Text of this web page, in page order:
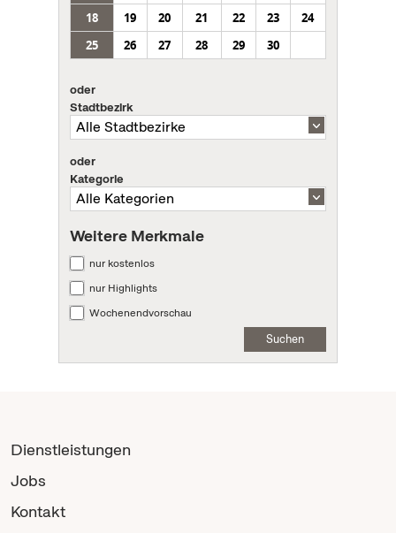
18
19 20 21 22 23
24
25
26 27 28 29 30
oder
Stadtbezirk
oder
Kategorie
Weitere Merkmale
nur kostenlos
nur Highlights
Wochenendvorschau
Suchen
Dienstleistungen
Jobs
Kontakt